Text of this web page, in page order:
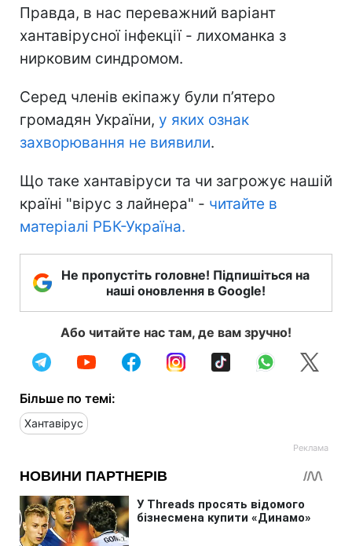
Правда, в нас переважний варіант
хантавірусної інфекції - лихоманка з
нирковим синдромом.
Серед членів екіпажу були п’ятеро
громадян України, у яких ознак
захворювання не виявили.
Що таке хантавіруси та чи загрожує нашій
країні "вірус з лайнера" - читайте в
матеріалі РБК-Україна.
Не пропустіть головне! Підпишіться на
наші оновлення в Google!
Або читайте нас там, де вам зручно!
Більше по темі:
Хантавірус